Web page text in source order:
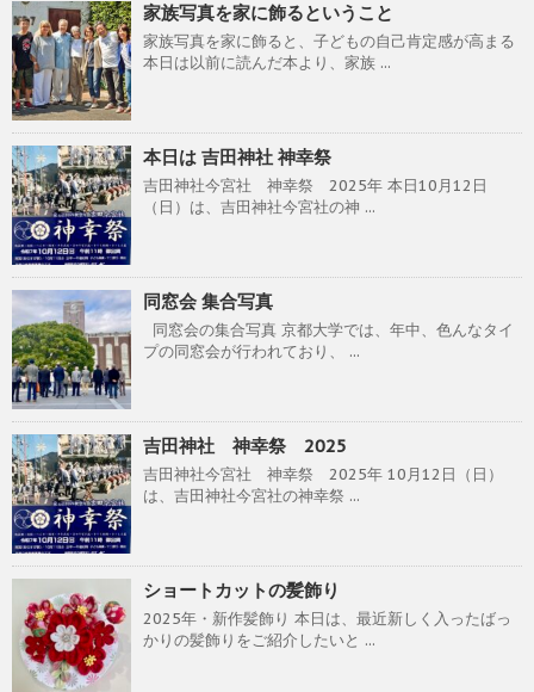
家族写真を家に飾るということ
家族写真を家に飾ると、子どもの自己肯定感が高まる
本日は以前に読んだ本より、家族 ...
本日は 吉田神社 神幸祭
吉田神社今宮社 神幸祭 2025年 本日10月12日
（日）は、吉田神社今宮社の神 ...
同窓会 集合写真
同窓会の集合写真 京都大学では、年中、色んなタイ
プの同窓会が行われており、 ...
吉田神社 神幸祭 2025
吉田神社今宮社 神幸祭 2025年 10月12日（日）
は、吉田神社今宮社の神幸祭 ...
ショートカットの髪飾り
2025年・新作髪飾り 本日は、最近新しく入ったばっ
かりの髪飾りをご紹介したいと ...